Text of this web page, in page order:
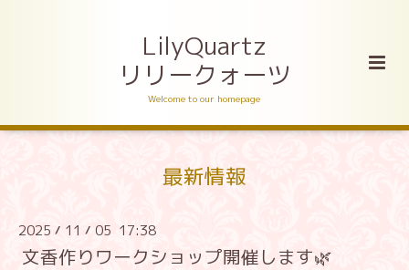
LilyQuartz
リリークォーツ
Welcome to our homepage
最新情報
2025 / 11 / 05 17:38
文香作りワークショップ開催します🌿